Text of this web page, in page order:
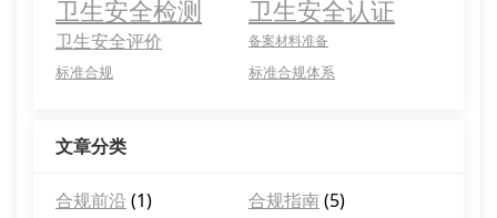
卫生安全检测 卫生安全认证
卫生安全评价 备案材料准备
标准合规 标准合规体系
文章分类
合规前沿 (1) 合规指南(5)